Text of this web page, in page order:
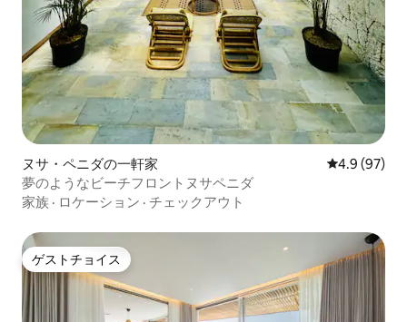
ヌサ・ペニダの一軒家 レビュー97
4.9 (97)
夢のようなビーチフロントヌサペニダ
家族 · ロケーション · チェックアウト
ゲストチョイス
ゲストチョイス